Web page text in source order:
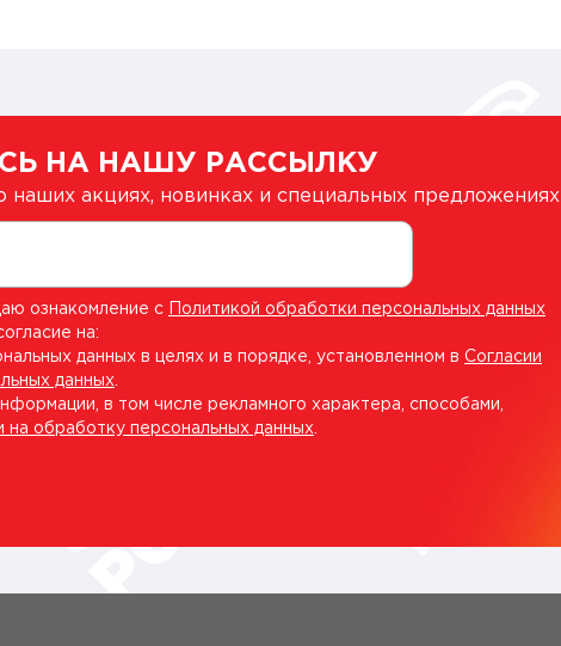
НА НАШУ РАССЫЛКУ
наших акциях, новинках и специальных предложениях
ознакомление с
Политикой обработки персональных данных
на:
данных в целях и в порядке, установленном в Согласии
данных
в том числе рекламного характера, способами,
на обработку персональных данных